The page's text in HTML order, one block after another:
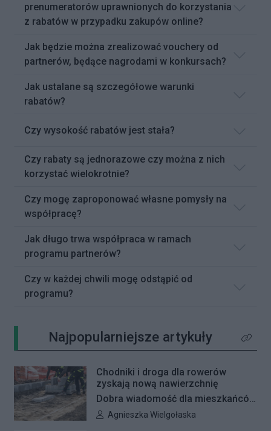
prenumeratorów uprawnionych do korzystania
z rabatów w przypadku zakupów online?
Jak będzie można zrealizować vouchery od
partnerów, będące nagrodami w konkursach?
Jak ustalane są szczegółowe warunki
rabatów?
Czy wysokość rabatów jest stała?
Czy rabaty są jednorazowe czy można z nich
korzystać wielokrotnie?
Czy mogę zaproponować własne pomysły na
współpracę?
Jak długo trwa współpraca w ramach
programu partnerów?
Czy w każdej chwili mogę odstąpić od
programu?
Najpopularniejsze artykuły Kliknij
Chodniki i droga dla rowerów
zyskają nową nawierzchnię
Dobra wiadomość dla mieszkańców
Woli i Żoliborza. Zarząd Dróg
Autor artykułu:
Agnieszka Wielgołaska